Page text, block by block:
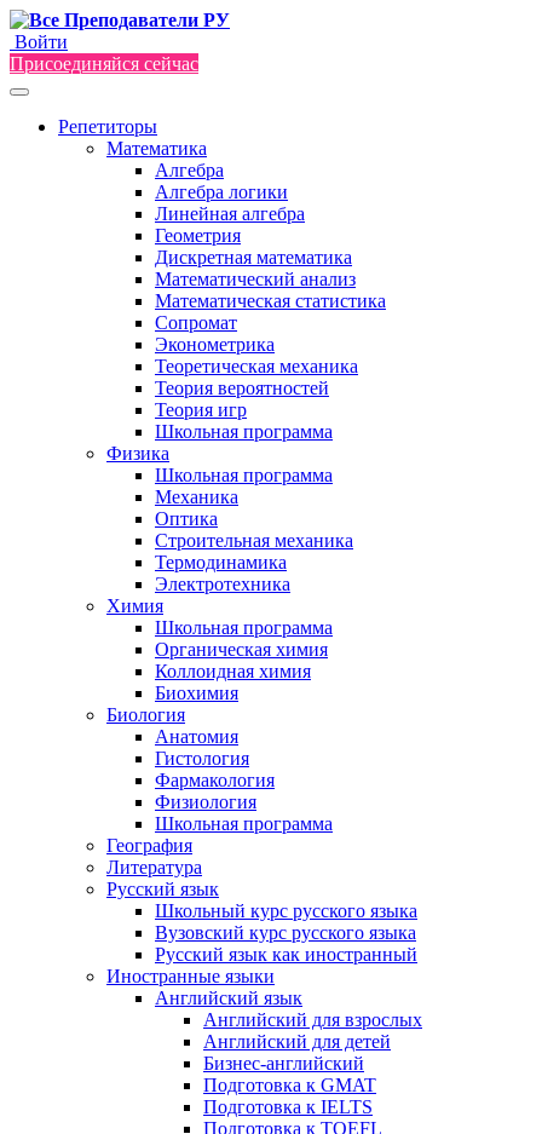
Войти
Присоединяйся сейчас
Репетиторы
Математика
Алгебра
Алгебра логики
Линейная алгебра
Геометрия
Дискретная математика
Математический анализ
Математическая статистика
Сопромат
Эконометрика
Теоретическая механика
Теория вероятностей
Теория игр
Школьная программа
Физика
Школьная программа
Механика
Оптика
Строительная механика
Термодинамика
Электротехника
Химия
Школьная программа
Органическая химия
Коллоидная химия
Биохимия
Биология
Анатомия
Гистология
Фармакология
Физиология
Школьная программа
География
Литература
Русский язык
Школьный курс русского языка
Вузовский курс русского языка
Русский язык как иностранный
Иностранные языки
Английский язык
Английский для взрослых
Английский для детей
Бизнес-английский
Подготовка к GMAT
Подготовка к IELTS
Подготовка к TOEFL